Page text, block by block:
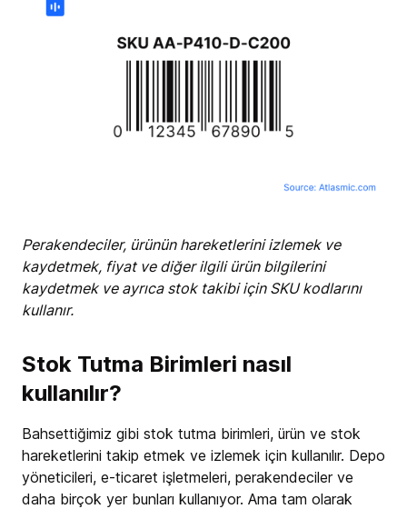
Perakendeciler, ürünün hareketlerini izlemek ve
kaydetmek, fiyat ve diğer ilgili ürün bilgilerini
kaydetmek ve ayrıca stok takibi için SKU kodlarını
kullanır.
Stok Tutma Birimleri nasıl
kullanılır?
Bahsettiğimiz gibi stok tutma birimleri, ürün ve stok
hareketlerini takip etmek ve izlemek için kullanılır. Depo
yöneticileri, e-ticaret işletmeleri, perakendeciler ve
daha birçok yer bunları kullanıyor. Ama tam olarak